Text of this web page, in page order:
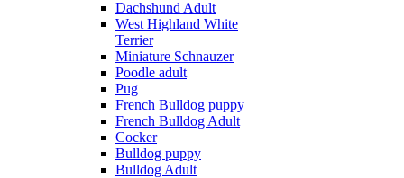
Dachshund Adult
West Highland White
Terrier
Miniature Schnauzer
Poodle adult
Pug
French Bulldog puppy
French Bulldog Adult
Cocker
Bulldog puppy
Bulldog Adult